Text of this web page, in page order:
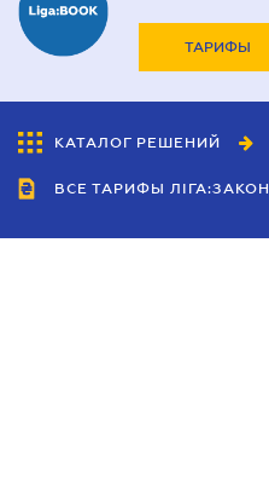
ТАРИФЫ
КАТАЛОГ РЕШЕНИЙ
ВСЕ ТАРИФЫ ЛІГА:ЗАКОН